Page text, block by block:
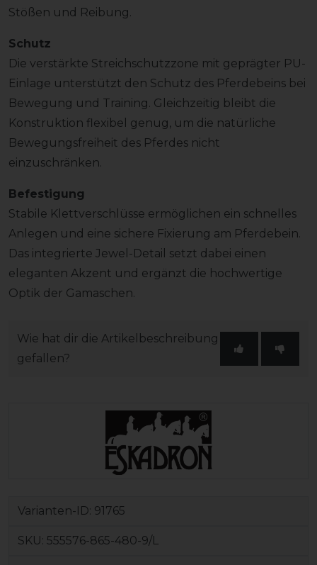
Stößen und Reibung.
Schutz
Die verstärkte Streichschutzzone mit geprägter PU-
Einlage unterstützt den Schutz des Pferdebeins bei
Bewegung und Training. Gleichzeitig bleibt die
Konstruktion flexibel genug, um die natürliche
Bewegungsfreiheit des Pferdes nicht
einzuschränken.
Befestigung
Stabile Klettverschlüsse ermöglichen ein schnelles
Anlegen und eine sichere Fixierung am Pferdebein.
Das integrierte Jewel-Detail setzt dabei einen
eleganten Akzent und ergänzt die hochwertige
Optik der Gamaschen.
Wie hat dir die Artikelbeschreibung
gefallen?
Varianten-ID: 91765
SKU: 555576-865-480-9/L